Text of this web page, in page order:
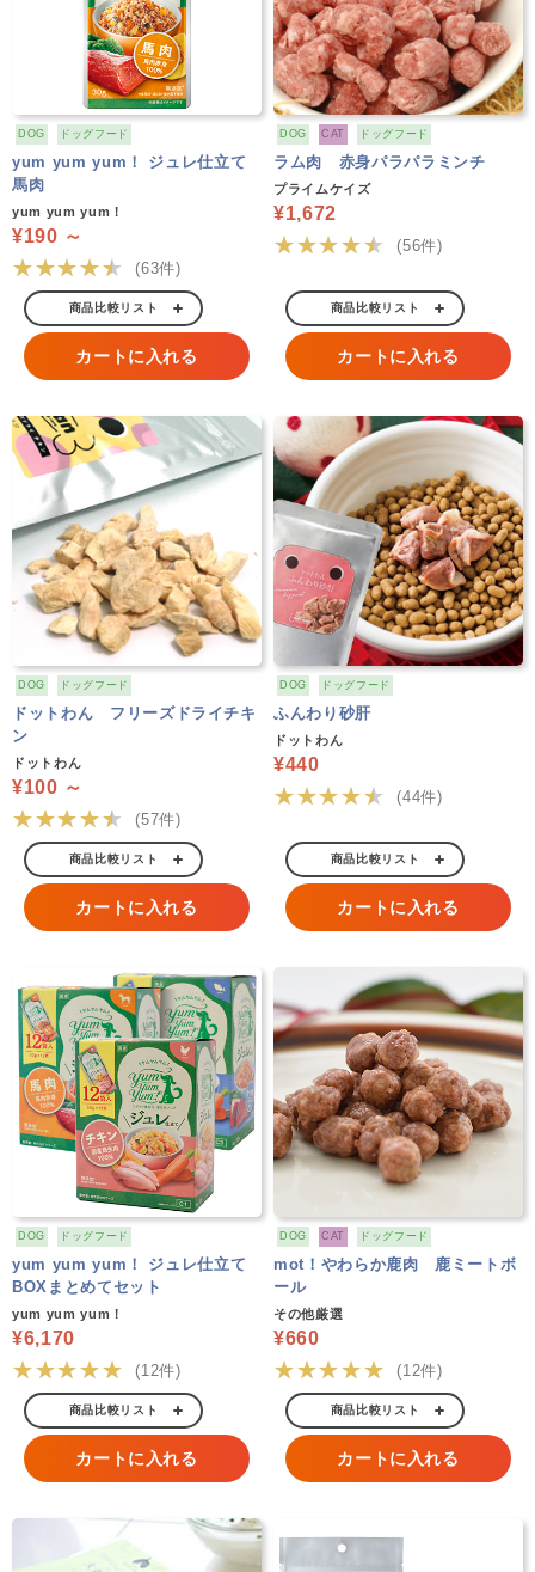
DOG ドッグフード
yum yum yum！ ジュレ仕立て
馬肉
yum yum yum！
¥190 ～
★★★★★ (63件)
商品比較リスト
カートに入れる
DOG CAT ドッグフード
ラム肉 赤身パラパラミンチ
プライムケイズ
¥1,672
★★★★★ (56件)
商品比較リスト
カートに入れる
DOG ドッグフード
ドットわん フリーズドライチキ
ン
ドットわん
¥100 ～
★★★★★ (57件)
商品比較リスト
カートに入れる
DOG ドッグフード
ふんわり砂肝
ドットわん
¥440
★★★★★ (44件)
商品比較リスト
カートに入れる
DOG ドッグフード
yum yum yum！ ジュレ仕立て
BOXまとめてセット
yum yum yum！
¥6,170
★★★★★ (12件)
商品比較リスト
カートに入れる
DOG CAT ドッグフード
mot！やわらか鹿肉 鹿ミートボ
ール
その他厳選
¥660
★★★★★ (12件)
商品比較リスト
カートに入れる